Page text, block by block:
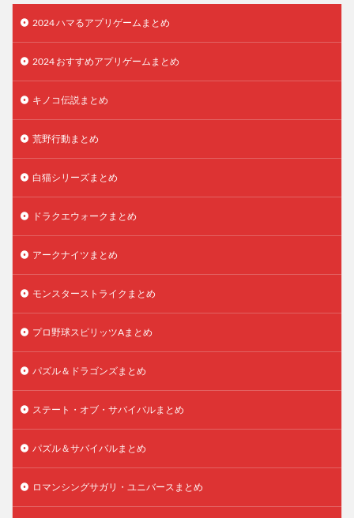
2024 ハマるアプリゲームまとめ
2024 おすすめアプリゲームまとめ
キノコ伝説まとめ
荒野行動まとめ
白猫シリーズまとめ
ドラクエウォークまとめ
アークナイツまとめ
モンスターストライクまとめ
プロ野球スピリッツAまとめ
パズル＆ドラゴンズまとめ
ステート・オブ・サバイバルまとめ
パズル＆サバイバルまとめ
ロマンシングサガリ・ユニバースまとめ